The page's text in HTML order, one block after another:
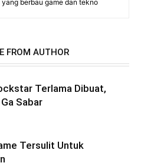
berbau game dan tekno
FROM AUTHOR
Terlama Dibuat,
Sabar
Tersulit Untuk